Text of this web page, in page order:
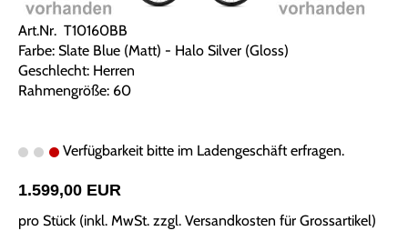
Art.Nr. T10160BB
Farbe: Slate Blue (Matt) - Halo Silver (Gloss)
Geschlecht: Herren
Rahmengröße: 60
Verfügbarkeit bitte im Ladengeschäft erfragen.
1.599,00 EUR
pro Stück (inkl. MwSt. zzgl. Versandkosten für Grossartikel)